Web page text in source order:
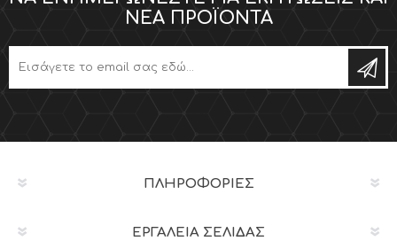
ΝΈΑ ΠΡΟΪΌΝΤΑ
ΠΛΗΡΟΦΟΡΊΕΣ
ΕΡΓΑΛΕΊΑ ΣΕΛΊΔΑΣ